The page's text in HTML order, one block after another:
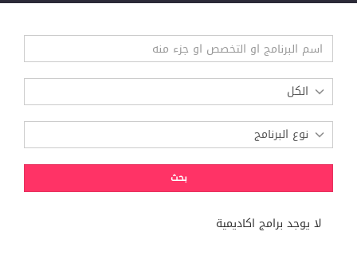
لا يوجد برامج اكاديمية